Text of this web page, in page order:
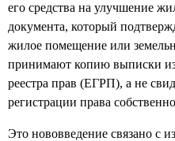
его средства на улучшение
документа, который
жилое помещение или
принимают копию выписки из
реестра прав (ЕГРП), а не
регистрации права
Это нововведение связано с